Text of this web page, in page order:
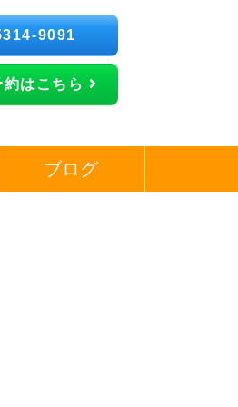
9091
約はこちら
ブログ